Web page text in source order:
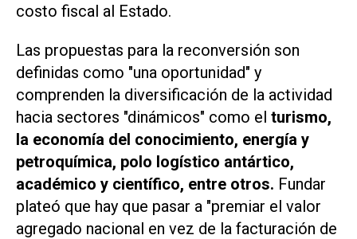
costo fiscal al Estado.
Las propuestas para la reconversión son
definidas como "una oportunidad" y
comprenden la diversificación de la actividad
hacia sectores "dinámicos" como el turismo,
la economía del conocimiento, energía y
petroquímica, polo logístico antártico,
académico y científico, entre otros. Fundar
plateó que hay que pasar a "premiar el valor
agregado nacional en vez de la facturación de